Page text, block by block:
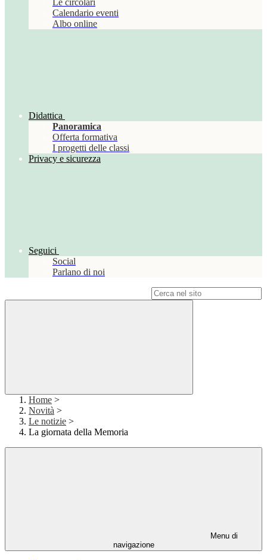
Le circolari
Calendario eventi
Albo online
Didattica
Panoramica
Offerta formativa
I progetti delle classi
Privacy e sicurezza
Seguici
Social
Parlano di noi
Home >
Novità >
Le notizie >
La giornata della Memoria
Menu di
navigazione